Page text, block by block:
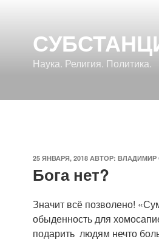
Наука. Религия. Политика.
ОПУБЛИКОВАНО
25 ЯНВАРЯ, 2018 АВТОР:
Бога нет?
Значит всё позволено!
обыденность для
подарить людям нечто